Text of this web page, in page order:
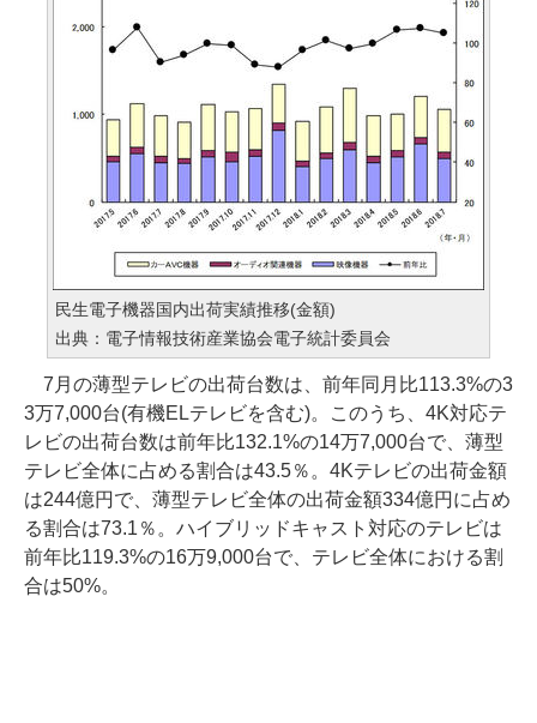
民生電子機器国内出荷実績推移(金額)
出典：電子情報技術産業協会電子統計委員会
7月の薄型テレビの出荷台数は、前年同月比113.3%の3
3万7,000台(有機ELテレビを含む)。このうち、4K対応テ
レビの出荷台数は前年比132.1%の14万7,000台で、薄型
テレビ全体に占める割合は43.5％。4Kテレビの出荷金額
は244億円で、薄型テレビ全体の出荷金額334億円に占め
る割合は73.1％。ハイブリッドキャスト対応のテレビは
前年比119.3%の16万9,000台で、テレビ全体における割
合は50%。